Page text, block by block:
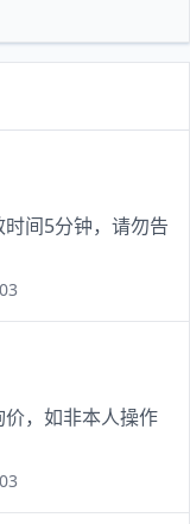
时间5分钟，请勿告
价，如非本人操作